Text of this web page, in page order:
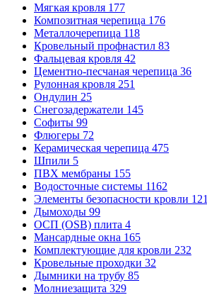
Мягкая кровля 177
Композитная черепица 176
Металлочерепица 118
Кровельный профнастил 83
Фальцевая кровля 42
Цементно-песчаная черепица 36
Рулонная кровля 251
Ондулин 25
Снегозадержатели 145
Софиты 99
Флюгеры 72
Керамическая черепица 475
Шпили 5
ПВХ мембраны 155
Водосточные системы 1162
Элементы безопасности кровли 121
Дымоходы 99
ОСП (OSB) плита 4
Мансардные окна 165
Комплектующие для кровли 232
Кровельные проходки 32
Дымники на трубу 85
Молниезащита 329